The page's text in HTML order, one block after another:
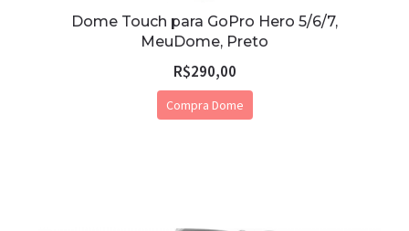
Dome Touch para GoPro Hero 5/6/7,
MeuDome, Preto
R$290,00
Compra Dome